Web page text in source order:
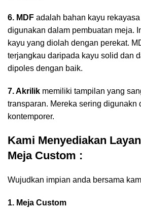
6. MDF adalah bahan kayu
digunakan dalam pembuatan meja.
kayu yang diolah dengan perekat.
terjangkau daripada kayu solid dan
dipoles dengan baik.
7. Akrilik memiliki tampilan yang
transparan. Mereka sering digunakn
kontemporer.
Kami Menyediakan
Meja Custom :
Wujudkan impian anda bersama
1. Meja Custom